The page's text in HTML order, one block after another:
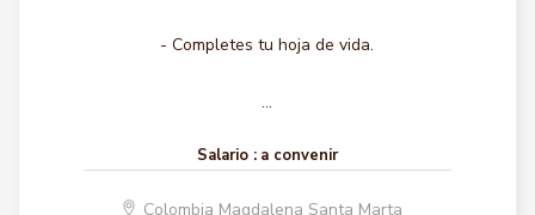
- Completes tu hoja de vida.
...
Salario : a convenir
Colombia Magdalena Santa Marta